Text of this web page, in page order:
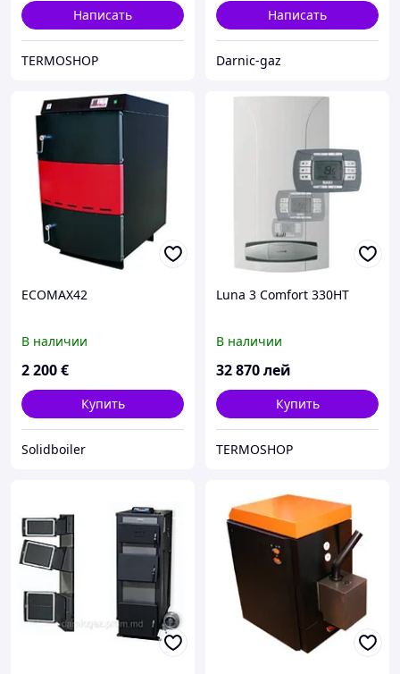
Написать
TERMOSHOP
Написать
Darnic-gaz
ECOMAX42
В наличии
2 200€
Купить
Solidboiler
Luna 3 Comfort 330HT
В наличии
32 870лей
Купить
TERMOSHOP